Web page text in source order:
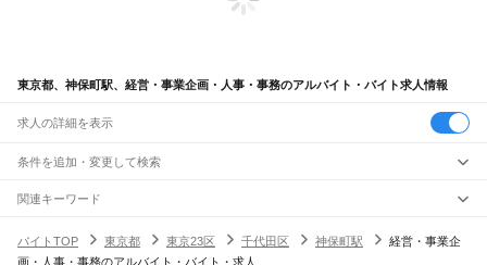
東京都、神保町駅、経営・事業企画・人事・事務のアルバイト・バイト求人情報
求人の詳細を表示
条件を追加・変更して検索
市区町村を追加・変更
東京都すべて
東京23区すべて
駅を追加・変更
関連キーワード
バイトTOP
東京都 東京23区 千代田区 神保町駅
経営・事業企
画・人事・事務のアルバイト・バイト・求人